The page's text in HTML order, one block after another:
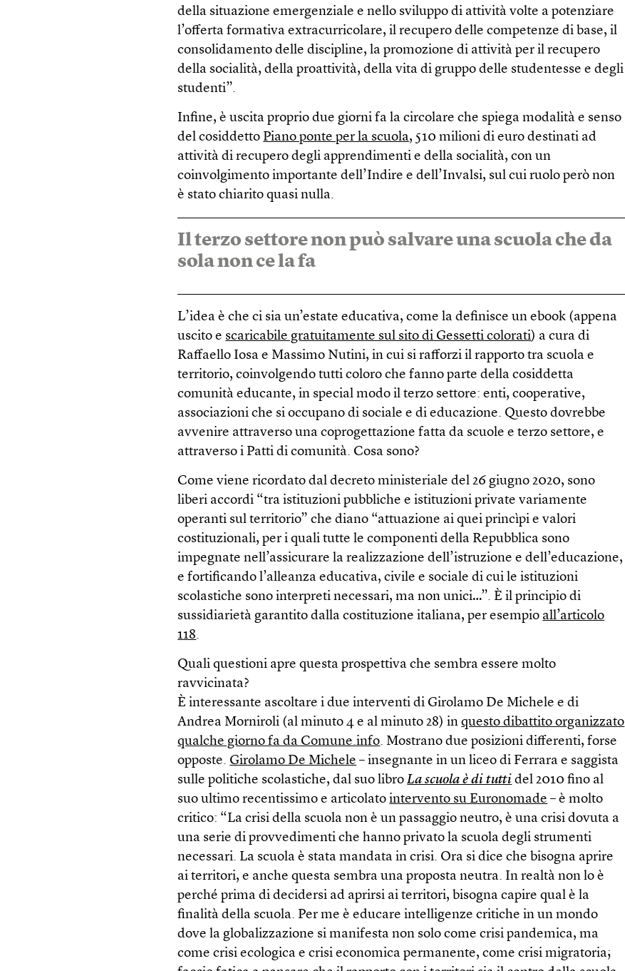
della situazione emergenziale e nello sviluppo di attività volte a potenziare
l’offerta formativa extracurricolare, il recupero delle competenze di base, il
consolidamento delle discipline, la promozione di attività per il recupero
della socialità, della proattività, della vita di gruppo delle studentesse e degli
studenti”.
Infine, è uscita proprio due giorni fa la circolare che spiega modalità e senso
del cosiddetto Piano ponte per la scuola, 510 milioni di euro destinati ad
attività di recupero degli apprendimenti e della socialità, con un
coinvolgimento importante dell’Indire e dell’Invalsi, sul cui ruolo però non
è stato chiarito quasi nulla.
Il terzo settore non può salvare una scuola che da
sola non ce la fa
L’idea è che ci sia un’estate educativa, come la definisce un ebook (appena
uscito e scaricabile gratuitamente sul sito di Gessetti colorati) a cura di
Raffaello Iosa e Massimo Nutini, in cui si rafforzi il rapporto tra scuola e
territorio, coinvolgendo tutti coloro che fanno parte della cosiddetta
comunità educante, in special modo il terzo settore: enti, cooperative,
associazioni che si occupano di sociale e di educazione. Questo dovrebbe
avvenire attraverso una coprogettazione fatta da scuole e terzo settore, e
attraverso i Patti di comunità. Cosa sono?
Come viene ricordato dal decreto ministeriale del 26 giugno 2020, sono
liberi accordi “tra istituzioni pubbliche e istituzioni private variamente
operanti sul territorio” che diano “attuazione ai quei princìpi e valori
costituzionali, per i quali tutte le componenti della Repubblica sono
impegnate nell’assicurare la realizzazione dell’istruzione e dell’educazione,
e fortificando l’alleanza educativa, civile e sociale di cui le istituzioni
scolastiche sono interpreti necessari, ma non unici…”. È il principio di
sussidiarietà garantito dalla costituzione italiana, per esempio all’articolo
118.
Quali questioni apre questa prospettiva che sembra essere molto
ravvicinata?
È interessante ascoltare i due interventi di Girolamo De Michele e di
Andrea Morniroli (al minuto 4 e al minuto 28) inquesto dibattito organizzato
qualche giorno fa da Comune.info. Mostrano due posizioni differenti, forse
opposte. Girolamo De Michele – insegnante in un liceo di Ferrara e saggista
sulle politiche scolastiche, dal suo libroLa scuola è di tutti del 2010 fino al
suo ultimo recentissimo e articolatointervento su Euronomade – è molto
critico: “La crisi della scuola non è un passaggio neutro, è una crisi dovuta a
una serie di provvedimenti che hanno privato la scuola degli strumenti
necessari. La scuola è stata mandata in crisi. Ora si dice che bisogna aprire
ai territori, e anche questa sembra una proposta neutra. In realtà non lo è
perché prima di decidersi ad aprirsi ai territori, bisogna capire qual è la
finalità della scuola. Per me è educare intelligenze critiche in un mondo
dove la globalizzazione si manifesta non solo come crisi pandemica, ma
come crisi ecologica e crisi economica permanente, come crisi migratoria;